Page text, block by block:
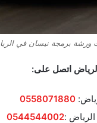
ورشة برمجة نيسان في
اتصل على:
0558071880
الرياض :0544544002